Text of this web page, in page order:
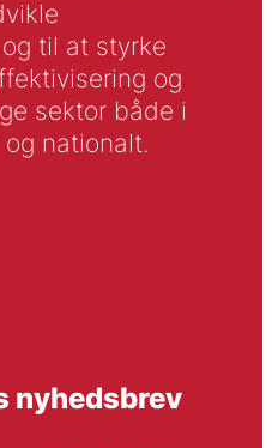
til at styrke
og
sektor både i
nationalt.
nyhedsbrev